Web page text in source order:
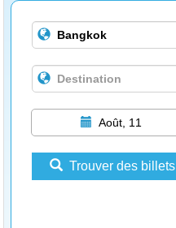
Août, 11
Trouver des billets